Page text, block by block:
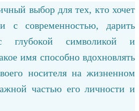
выбор для тех, кто хочет
с современностью, дарить
символикой и
имя способно вдохновлять
носителя на жизненном
частью его личности и